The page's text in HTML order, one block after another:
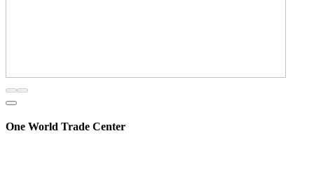
One World Trade Center